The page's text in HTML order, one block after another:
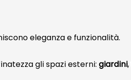
eleganza e funzionalità.
gli spazi esterni: giardini,